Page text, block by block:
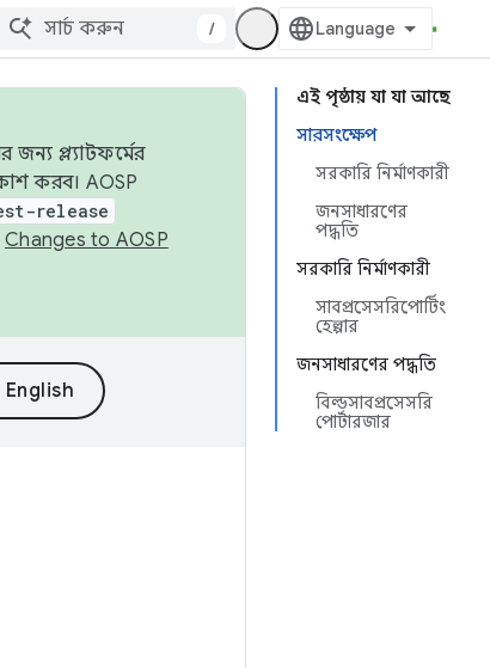
/
এই পৃষ্ঠায় যা যা আছে
সারসংক্ষেপ
সরকারি নির্মাণকারী
জনসাধারণের
পদ্ধতি
সরকারি নির্মাণকারী
সাবপ্রসেসরিপোর্টিং
হেল্পার
জনসাধারণের পদ্ধতি
বিল্ডসাবপ্রসেসরি
পোর্টারজার
জন্য প্ল্যাটফর্মের
করব। AOSP
release
Changes to AOSP